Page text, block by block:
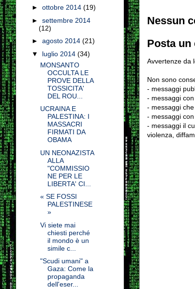
Nessun
Posta un
Avvertenze da
Non sono
- messaggi
- messaggi
- messaggi
- messaggi
- messaggi il
violenza,
►ottobre 2014(19)
►settembre 2014
(12)
►agosto 2014(21)
▼ luglio 2014(34)
MONSANTO
OCCULTA LE
PROVE DELLA
TOSSICITA'
DEL ROU...
UCRAINA E
PALESTINA: I
MASSACRI
FIRMATI DA
OBAMA
UN NEONAZISTA
ALLA
"COMMISSIO
NE PER LE
LIBERTA' CI...
« SE FOSSI
PALESTINESE
»
Vi siete mai
chiesti perché
il mondo è un
simile c...
"Scudi umani" a
Gaza: Come la
propaganda
dell'eser...